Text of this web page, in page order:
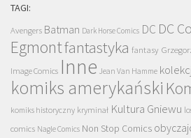
TAGI:
Avengers Batman Dark Horse Comics DC DC
Egmontfantastyka fantasy
Image Comics Inne Jean Van Hamme
komiks amerykański
komiks historyczny kryminał Kultura Gniewu
comics Nagle Comics Non Stop Comics